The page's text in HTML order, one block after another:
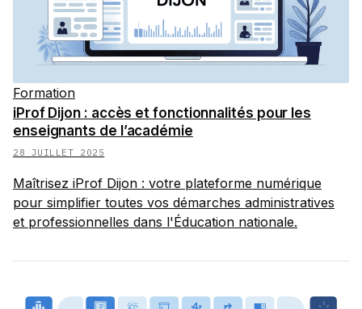
Formation
iProf Dijon : accès et fonctionnalités pour les
enseignants de l’académie
28 JUILLET 2025
Maîtrisez iProf Dijon : votre plateforme numérique
pour simplifier toutes vos démarches administratives
et professionnelles dans l'Éducation nationale.